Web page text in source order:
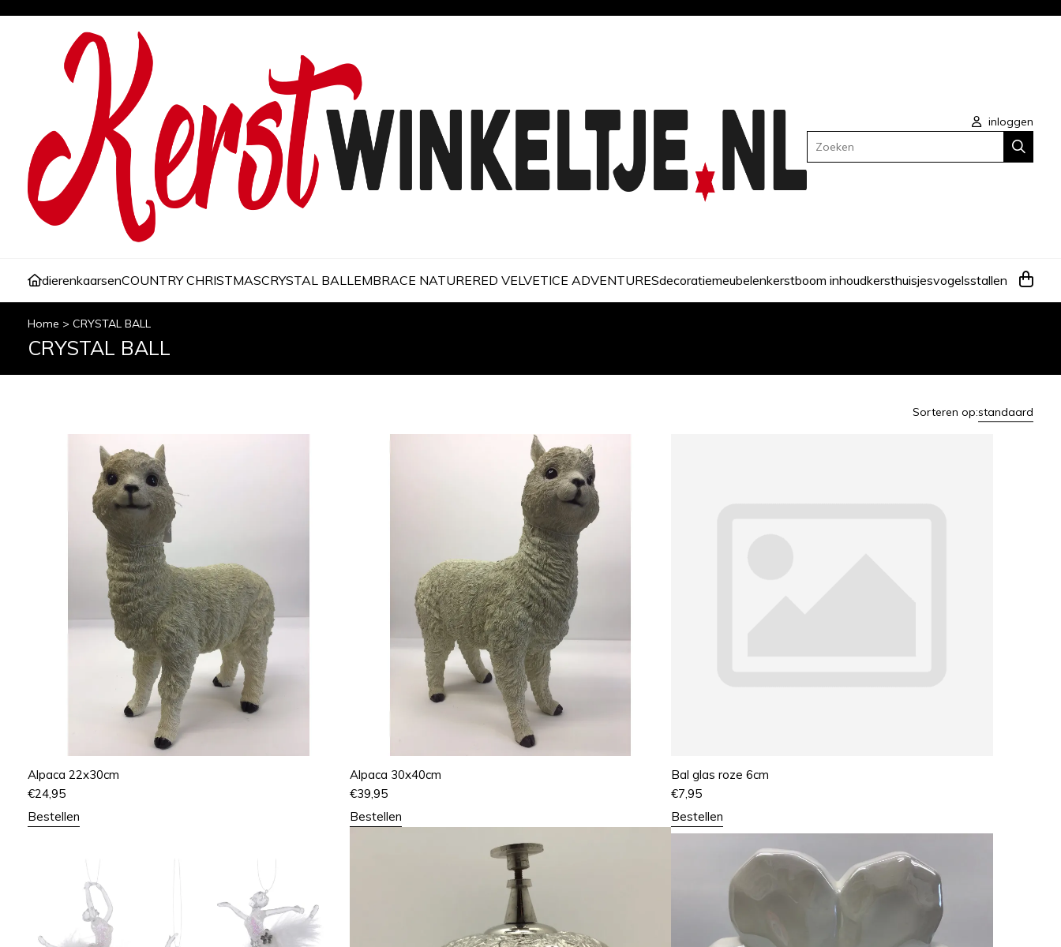
inloggen
dierenkaarsenCOUNTRY CHRISTMASCRYSTAL BALLEMBRACE NATURERED VELVETICE ADVENTURESdecoratiemeubelenkerstboom inhoudkersthuisjesvogelsstallen
Home > CRYSTAL BALL
CRYSTAL BALL
Sorteren op:standaard
Alpaca 22x30cm
€24,95
Bestellen
Alpaca 30x40cm
€39,95
Bestellen
Bal glas roze 6cm
€7,95
Bestellen